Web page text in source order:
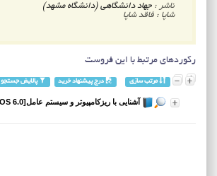
ناشر : جهاد دانشگاهی (دانشگاه مشهد)
شاپا : فاقد شاپا
رکوردهای مرتبط با این فروست
مرتب سازی درج پیشنهاد خرید پالایش جستجو
آشنایی با ریزکامپیوتر و سیستم عامل[DOS 6.0داس 0/6] (1372)